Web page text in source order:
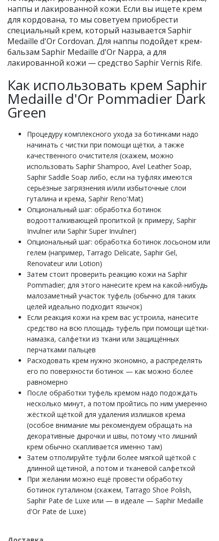
наппы и лакированной кожи. Если вы ищете крем
для кордована, то мы советуем приобрести
специальный крем, который называется Saphir
Medaille d'Or Cordovan. Для наппы подойдет крем-
бальзам Saphir Medaille d'Or Nappa, а для
лакированной кожи — средство Saphir Vernis Rife.
Как использовать крем Saphir
Medaille d'Or Pommadier Dark
Green
Процедуру комплексного ухода за ботинками надо
начинать с чистки при помощи щётки, а также
качественного очистителя (скажем, можно
использовать Saphir Shampoo, Avel Leather Soap,
Saphir Saddle Soap либо, если на туфлях имеются
серьёзные загрязнения и/или избыточные слои
гуталина и крема, Saphir Reno'Mat)
Опциональный шаг: обработка ботинок
водоотталкивающей пропиткой (к примеру, Saphir
Invulner или Saphir Super Invulner)
Опциональный шаг: обработка ботинок лосьоном или
гелем (например, Tarrago Delicate, Saphir Gel,
Renovateur или Lotion)
Затем стоит проверить реакцию кожи на Saphir
Pommadier; для этого нанесите крем на какой-нибудь
малозаметный участок туфель (обычно для таких
целей идеально подходит язычок)
Если реакция кожи на крем вас устроила, нанесите
средство на всю площадь туфель при помощи щётки-
намазка, салфетки из ткани или защищённых
перчатками пальцев
Расходовать крем нужно экономно, а распределять
его по поверхности ботинок — как можно более
равномерно
После обработки туфель кремом надо подождать
несколько минут, а потом пройтись по ним умеренно
жёсткой щёткой для удаления излишков крема
(особое внимание мы рекомендуем обращать на
декоративные дырочки и швы, потому что лишний
крем обычно скапливается именно там)
Затем отполируйте туфли более мягкой щёткой с
длинной щетиной, а потом и тканевой салфеткой
При желании можно ещё провести обработку
ботинок гуталином (скажем, Tarrago Shoe Polish,
Saphir Pate de Luxe или — в идеале — Saphir Medaille
d'Or Pate de Luxe)